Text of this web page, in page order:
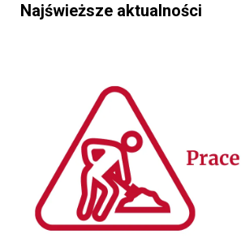
Najświeższe aktualności